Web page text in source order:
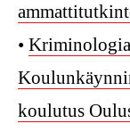
•
koulutus